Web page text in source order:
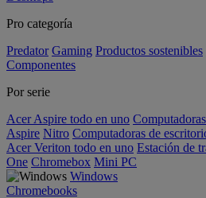
Pro categoría
Predator Gaming Productos sostenibles
Componentes
Por serie
Acer Aspire todo en uno
Aspire Nitro Computadoras de
Acer Veriton todo en uno Estación de
One Chromebox Mini PC
Windows
Chromebooks